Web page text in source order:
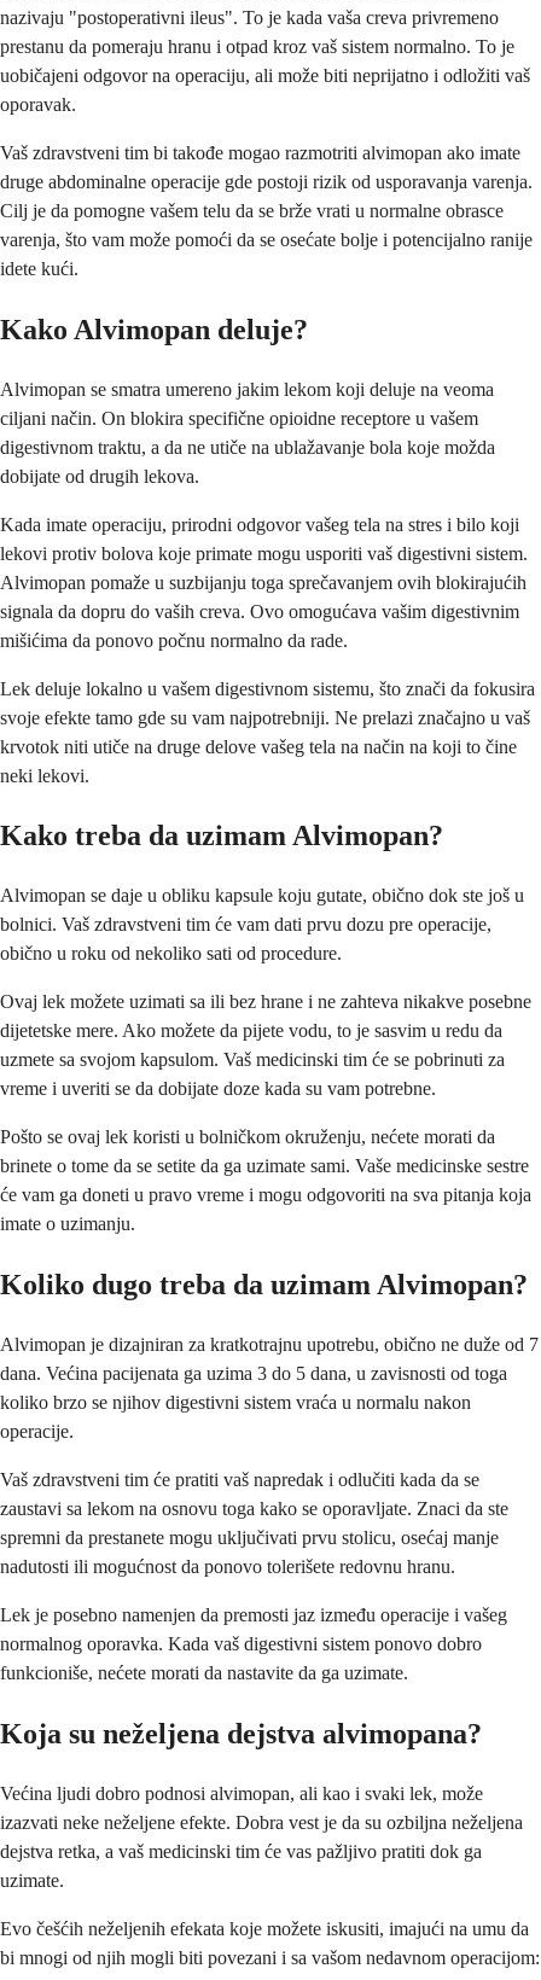
nazivaju "postoperativni ileus". To je kada vaša creva privremeno
prestanu da pomeraju hranu i otpad kroz vaš sistem normalno. To je
uobičajeni odgovor na operaciju, ali može biti neprijatno i odložiti vaš
oporavak.
Vaš zdravstveni tim bi takođe mogao razmotriti alvimopan ako imate
druge abdominalne operacije gde postoji rizik od usporavanja varenja.
Cilj je da pomogne vašem telu da se brže vrati u normalne obrasce
varenja, što vam može pomoći da se osećate bolje i potencijalno ranije
idete kući.
Kako Alvimopan deluje?
Alvimopan se smatra umereno jakim lekom koji deluje na veoma
ciljani način. On blokira specifične opioidne receptore u vašem
digestivnom traktu, a da ne utiče na ublažavanje bola koje možda
dobijate od drugih lekova.
Kada imate operaciju, prirodni odgovor vašeg tela na stres i bilo koji
lekovi protiv bolova koje primate mogu usporiti vaš digestivni sistem.
Alvimopan pomaže u suzbijanju toga sprečavanjem ovih blokirajućih
signala da dopru do vaših creva. Ovo omogućava vašim digestivnim
mišićima da ponovo počnu normalno da rade.
Lek deluje lokalno u vašem digestivnom sistemu, što znači da fokusira
svoje efekte tamo gde su vam najpotrebniji. Ne prelazi značajno u vaš
krvotok niti utiče na druge delove vašeg tela na način na koji to čine
neki lekovi.
Kako treba da uzimam Alvimopan?
Alvimopan se daje u obliku kapsule koju gutate, obično dok ste još u
bolnici. Vaš zdravstveni tim će vam dati prvu dozu pre operacije,
obično u roku od nekoliko sati od procedure.
Ovaj lek možete uzimati sa ili bez hrane i ne zahteva nikakve posebne
dijetetske mere. Ako možete da pijete vodu, to je sasvim u redu da
uzmete sa svojom kapsulom. Vaš medicinski tim će se pobrinuti za
vreme i uveriti se da dobijate doze kada su vam potrebne.
Pošto se ovaj lek koristi u bolničkom okruženju, nećete morati da
brinete o tome da se setite da ga uzimate sami. Vaše medicinske sestre
će vam ga doneti u pravo vreme i mogu odgovoriti na sva pitanja koja
imate o uzimanju.
Koliko dugo treba da uzimam Alvimopan?
Alvimopan je dizajniran za kratkotrajnu upotrebu, obično ne duže od 7
dana. Većina pacijenata ga uzima 3 do 5 dana, u zavisnosti od toga
koliko brzo se njihov digestivni sistem vraća u normalu nakon
operacije.
Vaš zdravstveni tim će pratiti vaš napredak i odlučiti kada da se
zaustavi sa lekom na osnovu toga kako se oporavljate. Znaci da ste
spremni da prestanete mogu uključivati prvu stolicu, osećaj manje
nadutosti ili mogućnost da ponovo tolerišete redovnu hranu.
Lek je posebno namenjen da premosti jaz između operacije i vašeg
normalnog oporavka. Kada vaš digestivni sistem ponovo dobro
funkcioniše, nećete morati da nastavite da ga uzimate.
Koja su neželjena dejstva alvimopana?
Većina ljudi dobro podnosi alvimopan, ali kao i svaki lek, može
izazvati neke neželjene efekte. Dobra vest je da su ozbiljna neželjena
dejstva retka, a vaš medicinski tim će vas pažljivo pratiti dok ga
uzimate.
Evo češćih neželjenih efekata koje možete iskusiti, imajući na umu da
bi mnogi od njih mogli biti povezani i sa vašom nedavnom operacijom: